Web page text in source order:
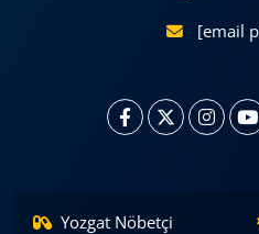
[email
Yozgat Nöbetçi